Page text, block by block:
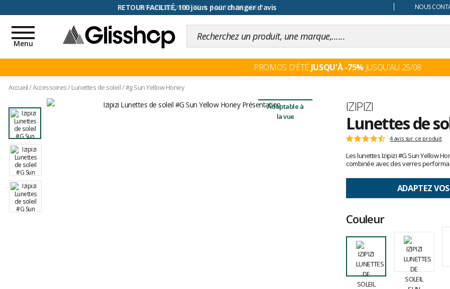
RETOUR FACILITÉ, 100 jours pour changer d'avis NOUS
Toggle
navigation
Menu
PROMOS D'ÉTÉ JUSQU'À -75%JUSQU'AU 25/08
Accueil/Accessoires/Lunettes de soleil/#g Sun Yellow Honey
Adaptable à
la vue
Marque
IZIPIZI
Lunettes de
Les
clients
Note
:
4.7
sur
5
4 avis sur ce produit
Les lunettes Izipizi #G Sun Yellow
combinée avec des verres
ADAPTEZ
Couleur